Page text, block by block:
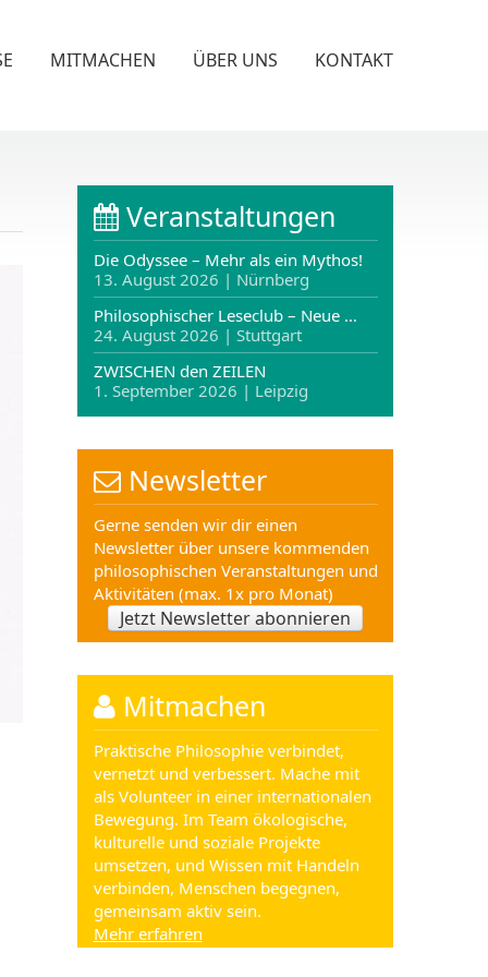
MITMACHEN ÜBER UNS KONTAKT
Veranstaltungen
Die Odyssee – Mehr als ein Mythos!
13. August 2026 | Nürnberg
Philosophischer Leseclub – Neue …
24. August 2026 | Stuttgart
ZWISCHEN den ZEILEN
1. September 2026 | Leipzig
Newsletter
Gerne senden wir dir einen
Newsletter über unsere kommenden
philosophischen Veranstaltungen und
Aktivitäten (max. 1x pro Monat)
Jetzt Newsletter abonnieren
Mitmachen
Praktische Philosophie verbindet,
vernetzt und verbessert. Mache mit
als Volunteer in einer internationalen
Bewegung. Im Team ökologische,
kulturelle und soziale Projekte
umsetzen, und Wissen mit Handeln
verbinden, Menschen begegnen,
gemeinsam aktiv sein.
Mehr erfahren